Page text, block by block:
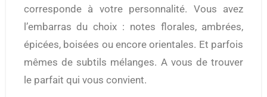
corresponde à votre personnalité. Vous avez
l’embarras du choix : notes florales, ambrées,
épicées, boisées ou encore orientales. Et parfois
mêmes de subtils mélanges. A vous de trouver
le parfait qui vous convient.